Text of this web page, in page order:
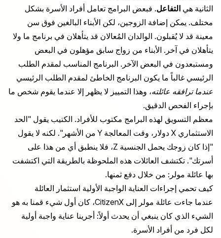
الثانية هي التفاعل. فبعض البرامج تعامل أفراد الأسرة بشكل
مختلف. يمكن إضافة الزوجين، لكن الأبناء البالغين فوق سن
معينة قد لا يُقبلون. الوالدان المُعالان قد يتأهلان في برنامج ما ولا
يتأهلان في آخر. الأبناء من زواج سابق مؤهلون في البعض
ومستبعدون في البعض الآخر. البرنامج المناسب لمقدم الطلب
الرئيسي غالباً ما يكون البرنامج الخاطئ لمقدم الطلب الرئيسي
عندما ترافقه عائلته، وهذا التمييز لا يظهر إلا عندما يقوم شخص ما
بإجراء الفحص الدقيق.
معظم التسويق لهذه البرامج مكتوب للأفراد. الكتيب يقول "الحد
الاستثماري X دولار، وقت المعالجة Y من الأشهر". لكنه لا يقول
"إذا كان زوجك يحمل الجنسية Z، فلا ينطبق أي من هذا على
أسرتك". تكتشف العائلات هذه الملحوظة بالطريقة التي اكتشفت
بها عائلة مولر: من خلال دفع ثمنها.
كيف تحمي إجراءات العناية الواجبة الأولية استثمار العائلة
عندما جاءت عائلة مولر إلى CitizenX، كان أول شيء قمنا به هو
الشيء الذي كان ينبغي أن يحدث أولاً: أجرينا عناية واجبة أولية
لكل فرد من أفراد الأسرة.